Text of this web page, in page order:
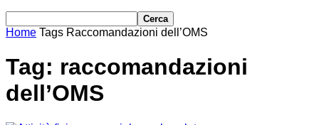
Home Tags Raccomandazioni dell’OMS
Tag: raccomandazioni
dell’OMS